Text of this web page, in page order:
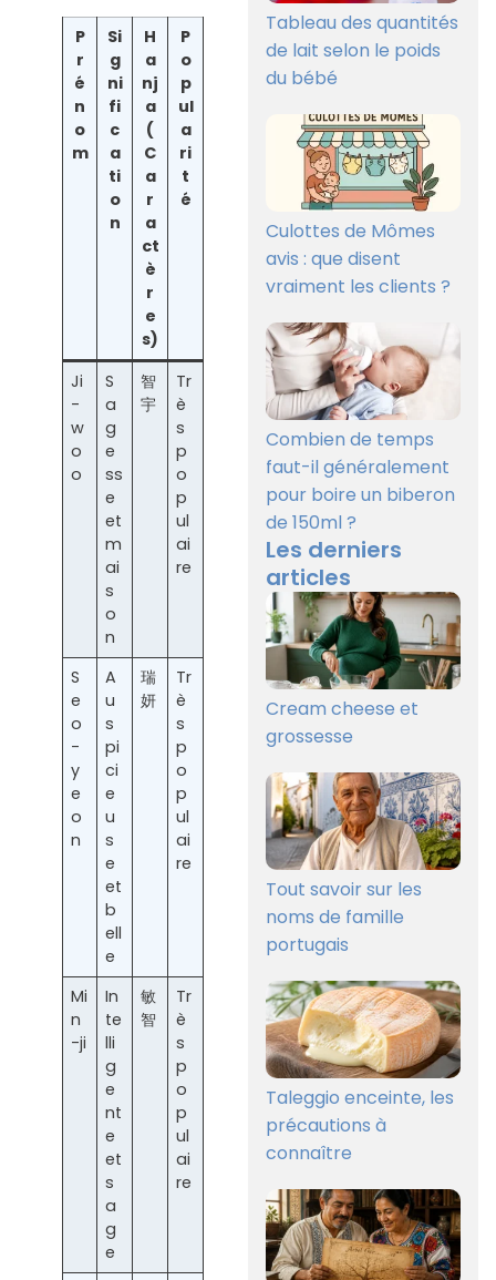
P
r
é
n
o
m
Si
g
ni
fi
c
a
ti
o
n
H
a
nj
a
(
C
a
r
a
ct
è
r
e
s)
P
o
p
ul
a
ri
t
é
Ji
-
w
o
o
S
a
g
e
ss
e
et
m
ai
s
o
n
智
宇
Tr
è
s
p
o
p
ul
ai
re
S
e
o
-
y
e
o
n
A
u
s
pi
ci
e
u
s
e
et
b
ell
e
瑞
妍
Tr
è
s
p
o
p
ul
ai
re
Mi
n
-ji
In
te
lli
g
e
nt
e
et
s
a
g
e
敏
智
Tr
è
s
p
o
p
ul
ai
re
Tableau des quantités
de lait selon le poids
du bébé
Culottes de Mômes
avis : que disent
vraiment les clients ?
Combien de temps
faut-il généralement
pour boire un biberon
de 150ml ?
Les derniers
articles
Cream cheese et
grossesse
Tout savoir sur les
noms de famille
portugais
Taleggio enceinte, les
précautions à
connaître